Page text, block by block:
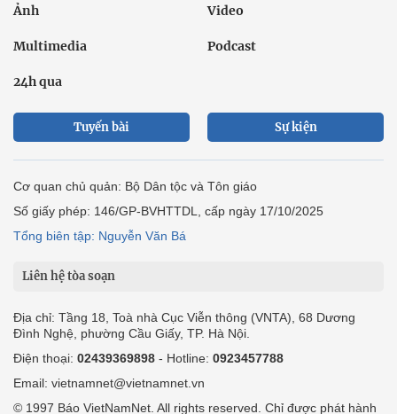
Ảnh Video
Multimedia Podcast
24h qua
Tuyến bài Sự kiện
Cơ quan chủ quản: Bộ Dân tộc và Tôn giáo
Số giấy phép: 146/GP-BVHTTDL, cấp ngày 17/10/2025
Tổng biên tập: Nguyễn Văn Bá
Liên hệ tòa soạn
Địa chỉ: Tầng 18, Toà nhà Cục Viễn thông (VNTA), 68 Dương
Đình Nghệ, phường Cầu Giấy, TP. Hà Nội.
Điện thoại: 02439369898 - Hotline: 0923457788
Email: vietnamnet@vietnamnet.vn
© 1997 Báo VietNamNet. All rights reserved. Chỉ được phát hành